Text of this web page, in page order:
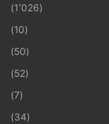
(1٬026)
(10)
(50)
(52)
(7)
(34)